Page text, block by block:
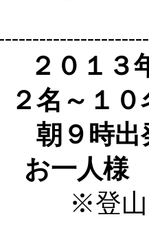
１３年
名～１０
時出発
様 大
まで